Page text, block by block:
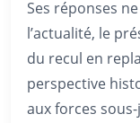
Ses réponses
l’actualité, le
du recul en
perspective
aux forces